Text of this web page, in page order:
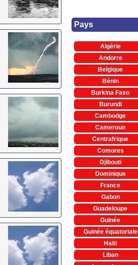
Pays
Algérie
Andorre
Belgique
Bénin
Burkina Faso
Burundi
Cambodge
Cameroun
Centrafrique
Comores
Djibouti
Dominique
France
Gabon
Guadeloupe
Guinée
Guinée équatoriale
Haïti
Liban